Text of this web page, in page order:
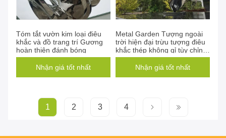
Tóm tắt vườn kim loại điêu
khắc và đồ trang trí Gương
hoàn thiện đánh bóng
Nhận giá tốt nhất
Metal Garden Tượng ngoài
trời hiện đại trừu tượng điêu
khắc thép không gỉ tùy chỉnh
thực hiện
Nhận giá tốt nhất
1 2 3 4